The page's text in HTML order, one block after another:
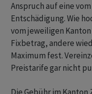
Anspruch auf eine
Entschädigung. Wie
vom jeweiligen
Fixbetrag, andere
Maximum fest.
Preistarife gar nicht